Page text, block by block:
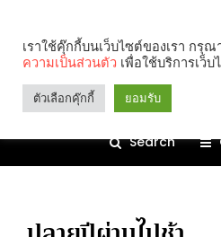
Search
เราใช้คุ๊กกี้บนเว็บไซต์ของเรา กรุ
ความเป็นส่วนตัว เพื่อใช้บริการเว็บ
ตัวเลือกคุ๊กกี้ ยอมรับ